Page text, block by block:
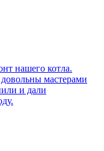
нашего котла.
мастерами
и дали